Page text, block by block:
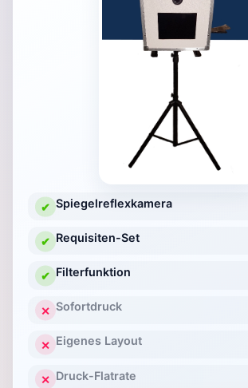
✔ Spiegelreflexkamera
✔ Requisiten-Set
✔ Filterfunktion
✕ Sofortdruck
✕ Eigenes Layout
✕ Druck-Flatrate